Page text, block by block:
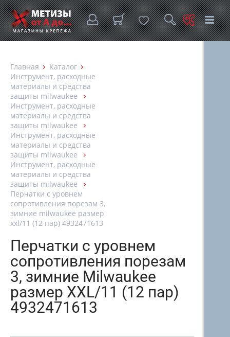
Главная
Каталог
Инструмент, расходные
материалы и средства
защиты milwaukee
Инструмент, расходные
материалы и средства
защиты milwaukee
Инструмент, расходные
материалы и средства
защиты milwaukee
Инструмент, расходные
материалы и средства
защиты milwaukee
Перчатки с уровнем
сопротивления порезам 3,
зимние milwaukee размер
xxl/11 (12 пар) 4932471613
Перчатки с уровнем
сопротивления порезам
3, зимние Milwaukee
размер XXL/11 (12 пар)
4932471613